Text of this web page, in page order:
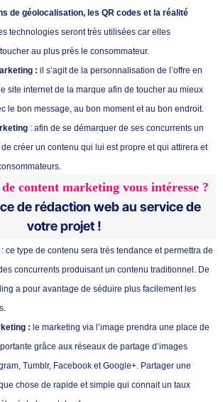
de géolocalisation, les QR codes et la réalité
technologies seront très utilisées car elles
au plus près le consommateur.
: il s’agit de la personnalisation de l’offre en
site internet de la marque afin de toucher au mieux
le bon message, au bon moment et au bon endroit.
: afin de se démarquer de ses concurrents un
créer un contenu qui lui est propre et qui attirera et
content marketing vous intéresse ?
de rédaction web au service de
votre projet !
: ce type de contenu sera très tendance et permettra de
concurrents produisant un contenu traditionnel. De
a pour avantage de séduire plus facilement les
: le marketing via l’image prendra une place de
grâce aux réseaux de partage d’images
Tumblr, Facebook et Google+. Partager une
chose de rapide et simple qui connait un taux